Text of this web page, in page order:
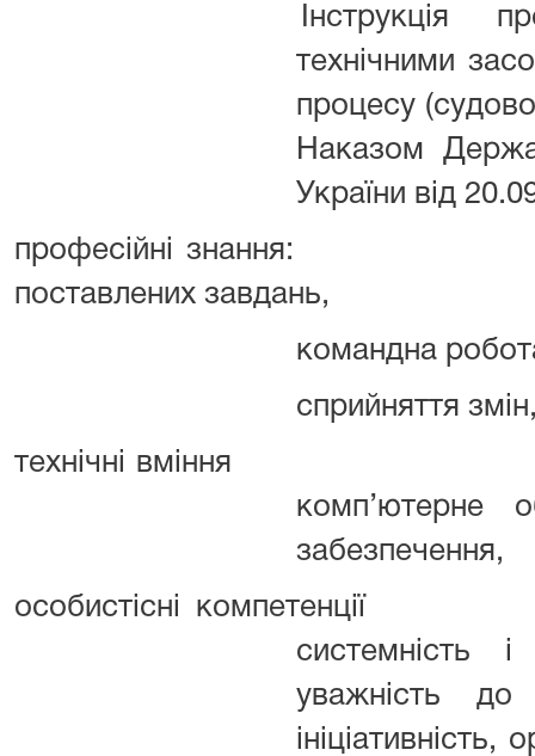
Інструкція
технічними
процесу
Наказом
України від
професійні знання:
поставлених завдань,
командна
сприйняття
технічні вміння
комп’ютерне
забезпечення,
особистісні компетенції
системність
уважність до
ініціативність,